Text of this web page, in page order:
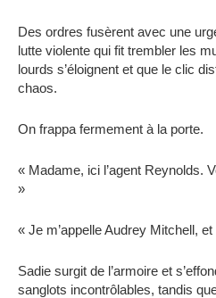
Des ordres fusèrent avec une
lutte violente qui fit trembler les
lourds s’éloignent et que le clic
chaos.
On frappa fermement à la porte.
« Madame, ici l’agent Reynolds.
»
« Je m’appelle Audrey Mitchell,
Sadie surgit de l’armoire et
sanglots incontrôlables, tandis